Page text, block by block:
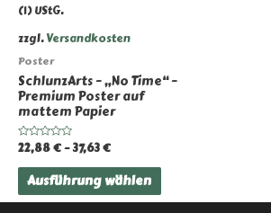
(1) UStG.
zzgl.Versandkosten
Poster
SchlunzArts – „No Time“ –
Premium Poster auf
mattem Papier
Bewertet
mit
0
von
22,88€–37,63€
Ausführung wählen
Dieses
Produkt